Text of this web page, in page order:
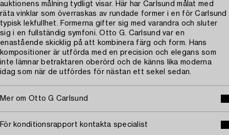
auktionens målning tydligt visar. Här har Carlsund målat med
räta vinklar som överraskas av rundade former i en för Carlsund
typisk lekfullhet. Formerna gifter sig med varandra och sluter
sig i en fullständig symfoni. Otto G. Carlsund var en
enastående skicklig på att kombinera färg och form. Hans
kompositioner är utförda med en precision och elegans som
inte lämnar betraktaren oberörd och de känns lika moderna
idag som när de utfördes för nästan ett sekel sedan.
Mer om Otto G Carlsund
För konditionsrapport kontakta specialist